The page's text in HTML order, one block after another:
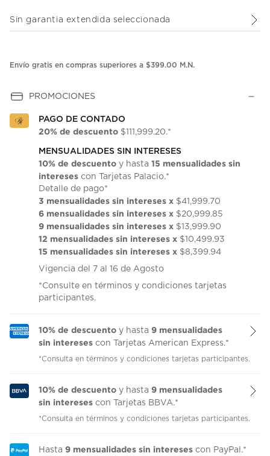
Enlace
Sin garantia extendida seleccionada
Envío gratis en compras superiores a $399.00 M.N.
PROMOCIONES
PAGO DE CONTADO
20% de descuento $111,999.20.*
MENSUALIDADES SIN INTERESES
10% de descuento y hasta 15 mensualidades sin
intereses con Tarjetas Palacio.*
Detalle de pago*
3 mensualidades sin intereses x $41,999.70
6 mensualidades sin intereses x $20,999.85
9 mensualidades sin intereses x $13,999.90
12 mensualidades sin intereses x $10,499.93
15 mensualidades sin intereses x $8,399.94
Vigencia del 7 al 16 de Agosto
*Consulte en términos y condiciones tarjetas
participantes.
10% de descuento y hasta 9 mensualidades
sin intereses con Tarjetas American Express.*
*Consulta en términos y condiciones tarjetas participantes.
10% de descuento y hasta 9 mensualidades
sin intereses con Tarjetas BBVA.*
*Consulta en términos y condiciones tarjetas participantes.
Hasta 9 mensualidades sin intereses con PayPal.*